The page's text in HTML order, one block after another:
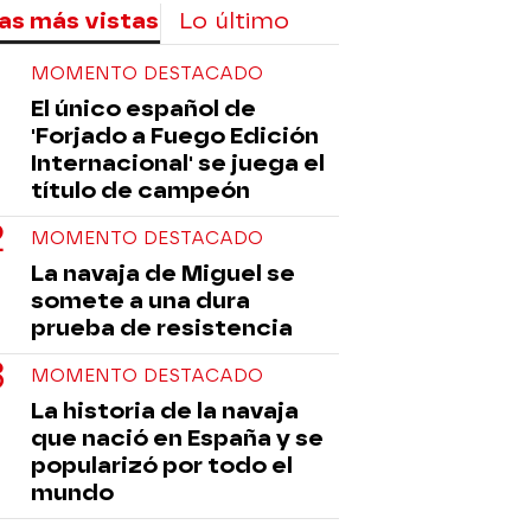
más vistas Lo último
MOMENTO DESTACADO
El único español de
'Forjado a Fuego Edición
Internacional' se juega el
título de campeón
MOMENTO DESTACADO
La navaja de Miguel se
somete a una dura
prueba de resistencia
MOMENTO DESTACADO
La historia de la navaja
que nació en España y se
popularizó por todo el
mundo